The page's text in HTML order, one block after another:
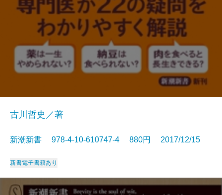
古川哲史／著
新潮新書 978-4-10-610747-4 880円 2017/12/15
新書電子書籍あり